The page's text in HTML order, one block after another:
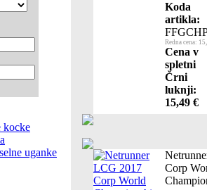
kocke
uganke
Koda
artikla:
Redna cena:
Cena v
spletni
Črni
luknji:
15,49 €
Corp